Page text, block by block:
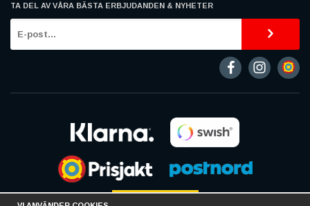
TA DEL AV VÅRA BÄSTA ERBJUDANDEN & NYHETER